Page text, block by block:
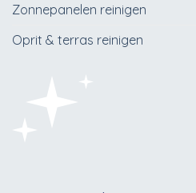
Zonnepanelen reinigen
Oprit & terras reinigen